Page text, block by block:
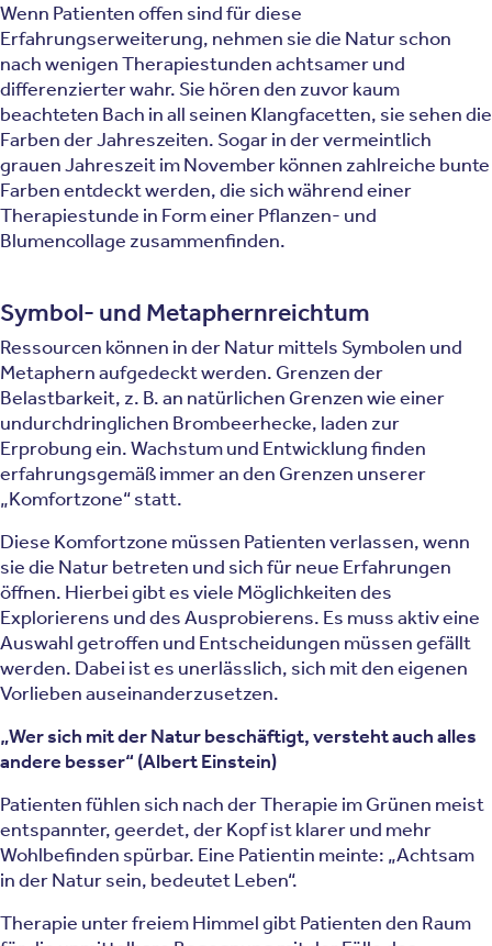
Wenn Patienten offen sind für diese
Erfahrungserweiterung, nehmen sie die Natur schon
nach wenigen Therapiestunden achtsamer und
differenzierter wahr. Sie hören den zuvor kaum
beachteten Bach in all seinen Klangfacetten, sie sehen die
Farben der Jahreszeiten. Sogar in der vermeintlich
grauen Jahreszeit im November können zahlreiche bunte
Farben entdeckt werden, die sich während einer
Therapiestunde in Form einer Pflanzen- und
Blumencollage zusammenfinden.
Symbol- und Metaphernreichtum
Ressourcen können in der Natur mittels Symbolen und
Metaphern aufgedeckt werden. Grenzen der
Belastbarkeit, z. B. an natürlichen Grenzen wie einer
undurchdringlichen Brombeerhecke, laden zur
Erprobung ein. Wachstum und Entwicklung finden
erfahrungsgemäß immer an den Grenzen unserer
„Komfortzone“ statt.
Diese Komfortzone müssen Patienten verlassen, wenn
sie die Natur betreten und sich für neue Erfahrungen
öffnen. Hierbei gibt es viele Möglichkeiten des
Explorierens und des Ausprobierens. Es muss aktiv eine
Auswahl getroffen und Entscheidungen müssen gefällt
werden. Dabei ist es unerlässlich, sich mit den eigenen
Vorlieben auseinanderzusetzen.
„Wer sich mit der Natur beschäftigt, versteht auch alles
andere besser“ (Albert Einstein)
Patienten fühlen sich nach der Therapie im Grünen meist
entspannter, geerdet, der Kopf ist klarer und mehr
Wohlbefinden spürbar. Eine Patientin meinte: „Achtsam
in der Natur sein, bedeutet Leben“.
Therapie unter freiem Himmel gibt Patienten den Raum